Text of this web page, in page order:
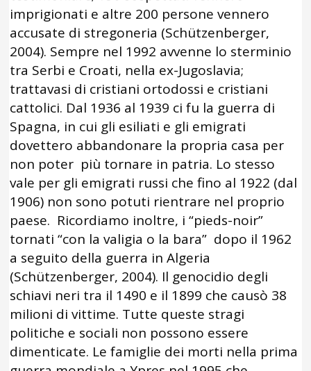
imprigionati e altre 200 persone vennero
accusate di stregoneria (Schützenberger,
2004). Sempre nel 1992 avvenne lo sterminio
tra Serbi e Croati, nella ex-Jugoslavia;
trattavasi di cristiani ortodossi e cristiani
cattolici. Dal 1936 al 1939 ci fu la guerra di
Spagna, in cui gli esiliati e gli emigrati
dovettero abbandonare la propria casa per
non poter più tornare in patria. Lo stesso
vale per gli emigrati russi che fino al 1922 (dal
1906) non sono potuti rientrare nel proprio
paese. Ricordiamo inoltre, i “pieds-noir”
tornati “con la valigia o la bara” dopo il 1962
a seguito della guerra in Algeria
(Schützenberger, 2004). Il genocidio degli
schiavi neri tra il 1490 e il 1899 che causò 38
milioni di vittime. Tutte queste stragi
politiche e sociali non possono essere
dimenticate. Le famiglie dei morti nella prima